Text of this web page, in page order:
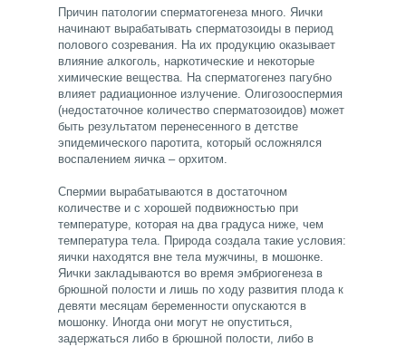
Причин патологии сперматогенеза много. Яички
начинают вырабатывать сперматозоиды в период
полового созревания. На их продукцию оказывает
влияние алкоголь, наркотические и некоторые
химические вещества. На сперматогенез пагубно
влияет радиационное излучение. Олигозооспермия
(недостаточное количество сперматозоидов) может
быть результатом перенесенного в детстве
эпидемического паротита, который осложнялся
воспалением яичка – орхитом.
Спермии вырабатываются в достаточном
количестве и с хорошей подвижностью при
температуре, которая на два градуса ниже, чем
температура тела. Природа создала такие условия:
яички находятся вне тела мужчины, в мошонке.
Яички закладываются во время эмбриогенеза в
брюшной полости и лишь по ходу развития плода к
девяти месяцам беременности опускаются в
мошонку. Иногда они могут не опуститься,
задержаться либо в брюшной полости, либо в